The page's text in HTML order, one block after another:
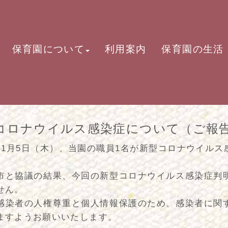
保育園について 利用案内 保育園の生活
ロナウイルス感染症について（ご報
月5日（木）、当園の職員1名が新型コロナウイル
と協議の結果、今回の新型コロナウイルス感染症
。
染者の人権尊重と個人情報保護のため、感染者に
すようお願いいたします。